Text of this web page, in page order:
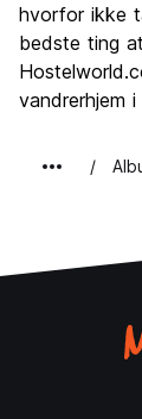
hvorfor ikke
bedste ting
vandrerhjem i